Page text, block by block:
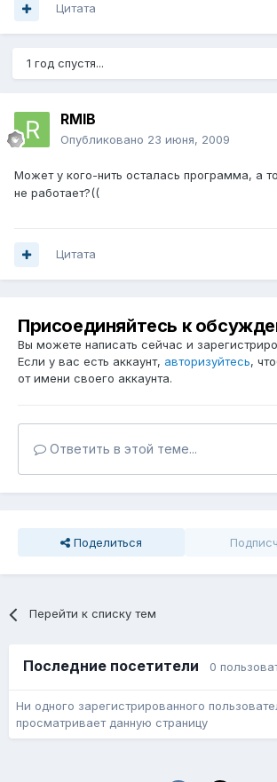
Цитата
1 год спустя...
RMIB
Опубликовано 23 июня, 2009
Может у кого-нить осталась программа, а
не работает?((
Цитата
Присоединяйтесь к
Вы можете написать сейчас и
Если у вас есть аккаунт, авторизуйтесь,
от имени своего аккаунта.
Ответить в этой теме...
Поделиться
Перейти к списку тем
Последние посетители 0
Ни одного зарегистрированного
просматривает данную страницу